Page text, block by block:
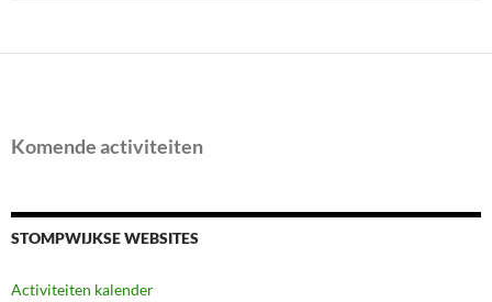
Komende activiteiten
STOMPWIJKSE WEBSITES
Activiteiten kalender